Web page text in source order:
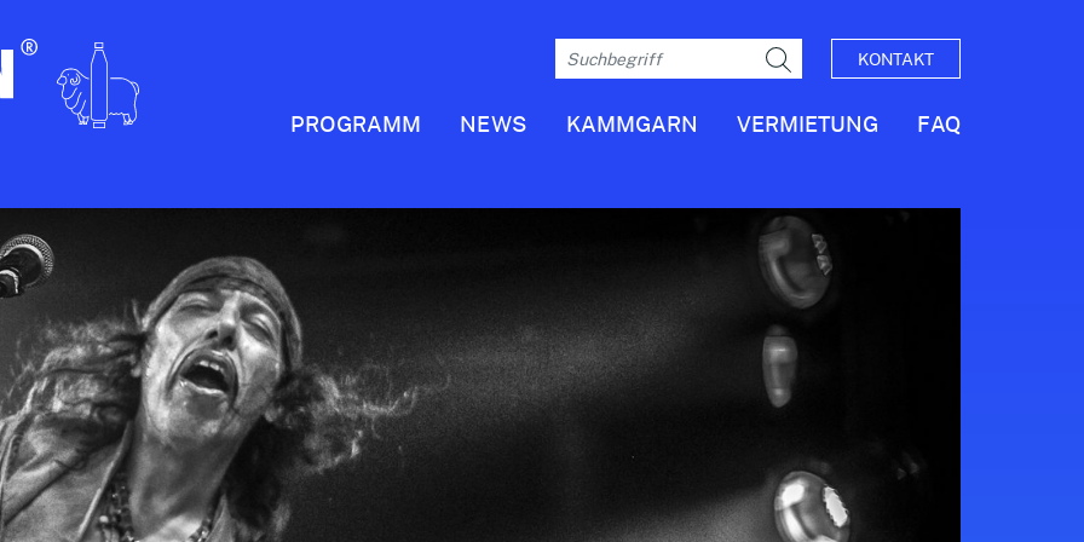
KONTAKT
PROGRAMM NEWS KAMMGARN VERMIETUNG FAQ